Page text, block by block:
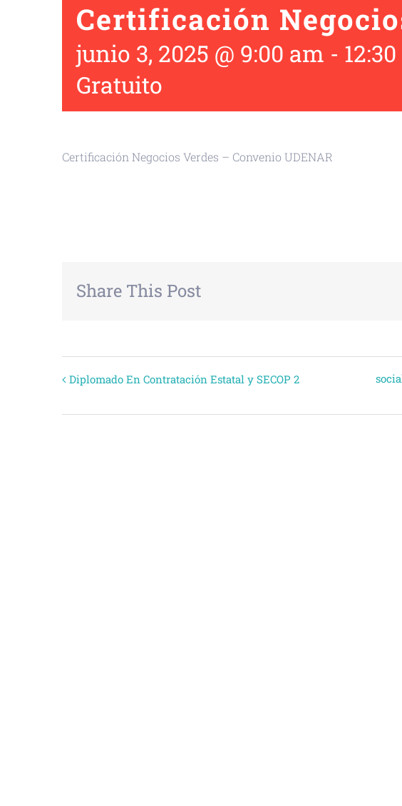
Certificación
junio 3, 2025 @ 9:00 am -
Gratuito
Certificación Negocios Verdes – Convenio UDENAR
Share This Post
Evento
Navegación
Diplomado En Contratación Estatal y SECOP 2